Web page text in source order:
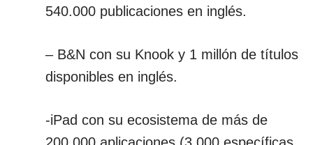
540.000 publicaciones en inglés.
– B&N con su Knook y 1 millón de títulos
disponibles en inglés.
-iPad con su ecosistema de más de